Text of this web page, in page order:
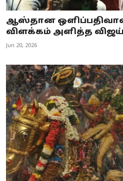
ஆஸ்தான
விளக்கம் அளித்த
Jun 20, 2026